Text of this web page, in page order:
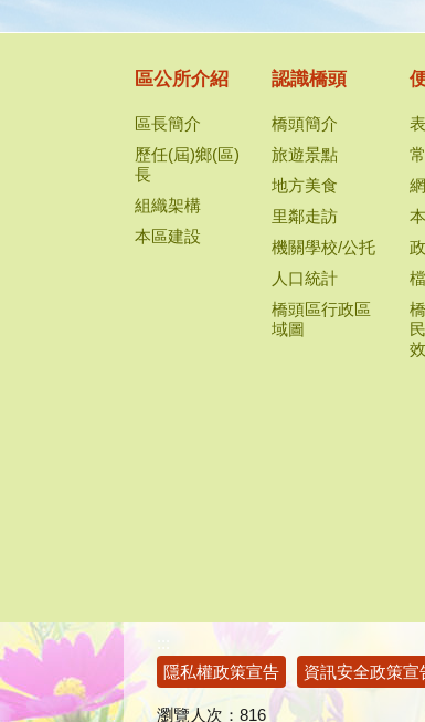
區公所介紹
區長簡介
歷任(屆)鄉(區)
長
組織架構
本區建設
認識橋頭
橋頭簡介
旅遊景點
地方美食
里鄰走訪
機關學校/公托
人口統計
橋頭區行政區
域圖
隱私權政策宣告
資訊安全政策宣
瀏覽人次： 816